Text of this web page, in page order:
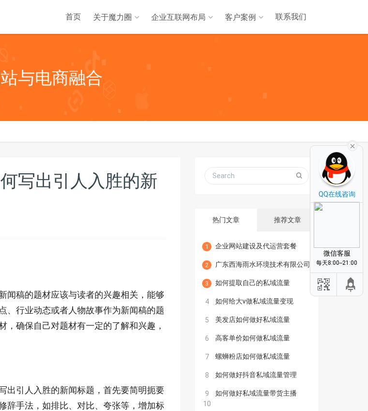
首页 关于魔力圈 企业互联网布局 客户案例 联系我们
与电商融合
写出引人入胜的新
闻稿的题材应该与读者的兴趣相关，能够
、行业动态或者人物故事作为新闻稿的题
确保自己对题材有一定的了解和兴趣，
出引人入胜的新闻标题，首先要简明扼要
辞手法，如排比、对比、夸张等，增加标
热门文章 推荐文章
1 企业网站建设及代运营套餐
2 广东西海雨水环境技术有限公司
3 如何提取自己的私域流量
4 如何给大v做私域流量变现
5 美发店如何做好私域流量
6 高客单价如何做私域流量
7 螺蛳粉店如何做私域流量
8 如何做好抖音私域流量管理
9
如何做好私域流量带货主播
10
QQ在线咨询
微信客服
每天8:00--21:00